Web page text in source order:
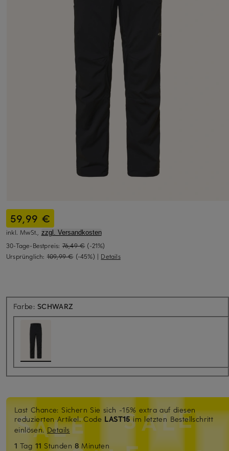
59,99 €
inkl. MwSt., zzgl. Versandkosten
30-Tage-Bestpreis: 76,49 € (-21%)
Ursprünglich: 109,99 € (-45%) | Details
Farbe: SCHWARZ
Last Chance: Sichern Sie sich -15% extra auf diesen
reduzierten Artikel. Code LAST15im letzten Bestellschritt
einlösen.Details
1 Tag 11 Stunden8 Minuten